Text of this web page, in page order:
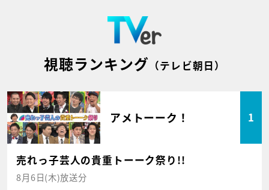
視聴ランキング （テレビ朝日）
アメトーーク！ 1
売れっ子芸人の貴重トーーク祭り!!
8月6日(木)放送分